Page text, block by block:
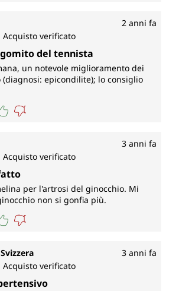
2 anni fa
di 5 su 5 stelle
Acquisto verificato
del tennista
un notevole miglioramento dei
epicondilite); lo consiglio
3 anni fa
di 5 su 5 stelle
Acquisto verificato
per l'artrosi del ginocchio. Mi
non si gonfia più.
3 anni fa
di 5 su 5 stelle
Acquisto verificato